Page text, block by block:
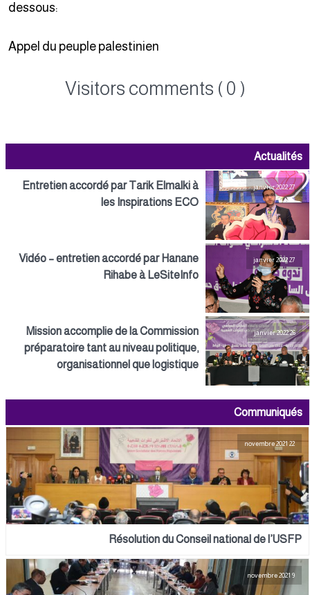
dessous:
Appel du peuple palestinien
Visitors comments ( 0 )
Actualités
27 janvier 2022
Entretien accordé par Tarik Elmalki à
les Inspirations ECO
27 janvier 2022
Vidéo – entretien accordé par Hanane
Rihabe à LeSiteInfo
26 janvier 2022
Mission accomplie de la Commission
préparatoire tant au niveau politique,
organisationnel que logistique
Communiqués
22 novembre 2021
Résolution du Conseil national de l’USFP